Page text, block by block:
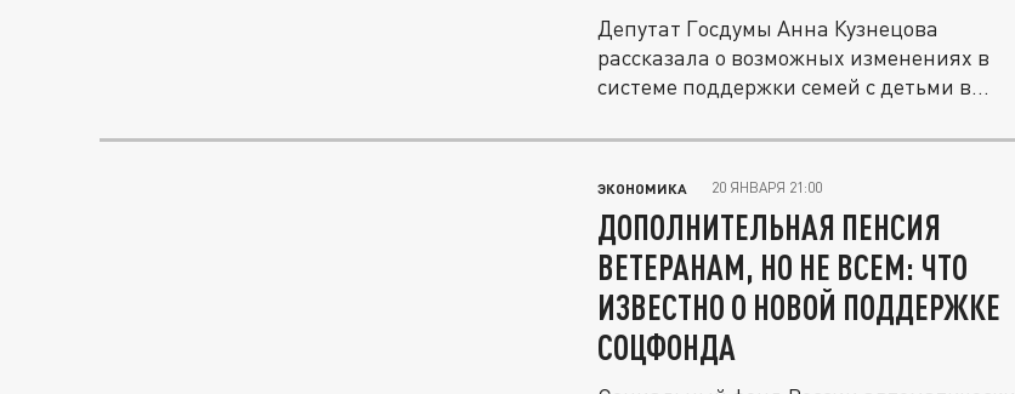
Депутат Госдумы Анна Кузнецова
рассказала о возможных изменениях в
системе поддержки семей с детьми в
ЭКОНОМИКА 20 ЯНВАРЯ 21:00
ДОПОЛНИТЕЛЬНАЯ ПЕНСИЯ
ВЕТЕРАНАМ, НО НЕ ВСЕМ: ЧТО
ИЗВЕСТНО О НОВОЙ ПОДДЕРЖКЕ
СОЦФОНДА